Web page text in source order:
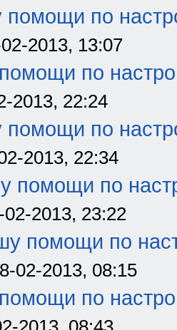
по
2013, 13:07
по
2013, 22:24
по
2013, 22:34
помощи по
2013, 23:22
помощи по
02-2013, 08:15
по